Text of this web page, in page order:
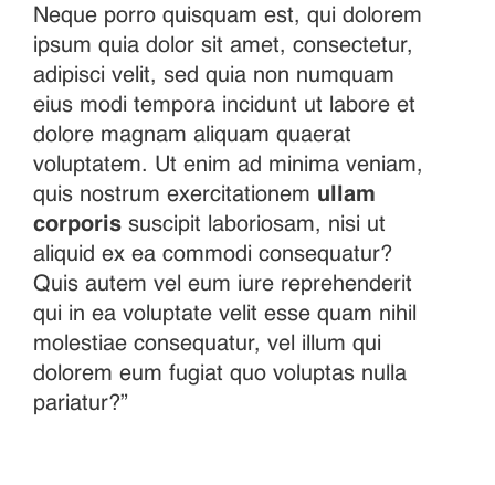
Neque porro quisquam est, qui dolorem
ipsum quia dolor sit amet, consectetur,
adipisci velit, sed quia non numquam
eius modi tempora incidunt ut labore et
dolore magnam aliquam quaerat
voluptatem. Ut enim ad minima veniam,
quis nostrum exercitationem ullam
corporis suscipit laboriosam, nisi ut
aliquid ex ea commodi consequatur?
Quis autem vel eum iure reprehenderit
qui in ea voluptate velit esse quam nihil
molestiae consequatur, vel illum qui
dolorem eum fugiat quo voluptas nulla
pariatur?”